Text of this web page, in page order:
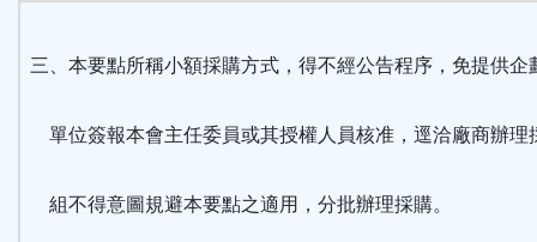
三、本要點所稱小額採購方式，得不經公告程序，免提供企
單位簽報本會主任委員或其授權人員核准，逕洽廠商辦理
組不得意圖規避本要點之適用，分批辦理採購。